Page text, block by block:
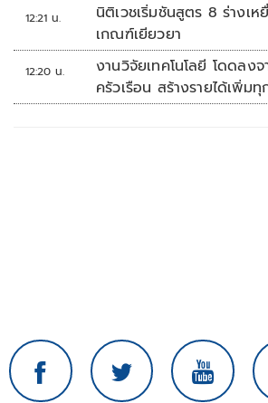
12:21 น.
นิติเวชเริ่มชันสูตร 8 ร่างเห
เกณฑ์เยียวยา
12:20 น.
งานวิจัยเทคโนโลยี โดดลง
ครัวเรือน สร้างรายได้เพิ่มทุ